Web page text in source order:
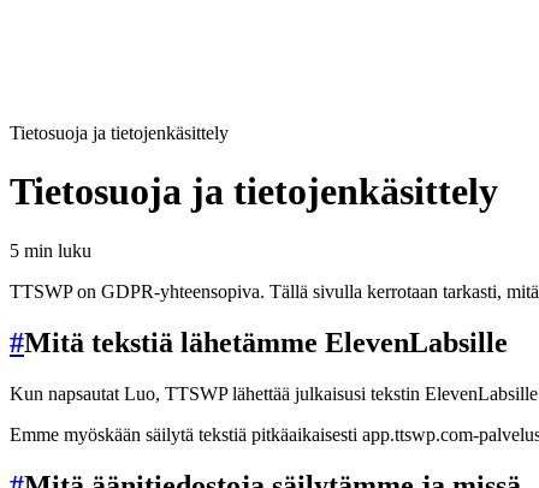
Tietosuoja ja tietojenkäsittely
Tietosuoja ja tietojenkäsittely
5 min luku
TTSWP on GDPR-yhteensopiva. Tällä sivulla kerrotaan tarkasti,
#Mitä tekstiä lähetämme ElevenLabsille
Kun napsautat Luo, TTSWP lähettää julkaisusi tekstin
Emme myöskään säilytä tekstiä pitkäaikaisesti app.ttswp.com-